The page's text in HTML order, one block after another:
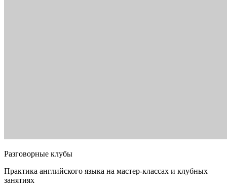
Разговорные клубы
Практика английского языка на мастер-классах и клубных
занятиях